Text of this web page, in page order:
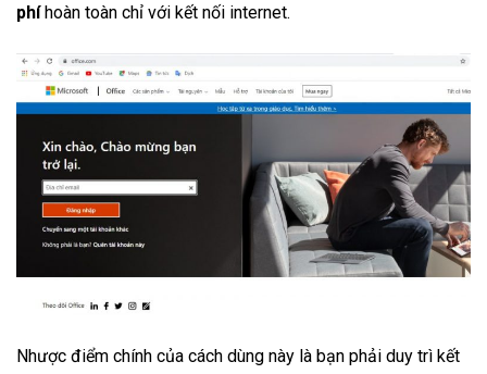
phíhoàn toàn chỉ với kết nối internet.
Nhược điểm chính của cách dùng này là bạn phải duy trì kết